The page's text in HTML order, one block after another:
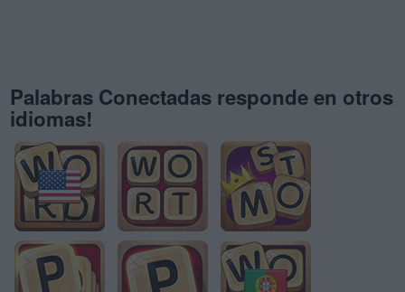
Palabras Conectadas responde en otros
idiomas!